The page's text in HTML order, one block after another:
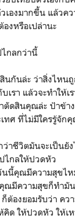
เองมากขึ้น แล้วคว
งหรือเปล่านะ
กลกว่านี้
นกันล่ะ ว่าสิ่งไหน
เรา แล้วจะทำให้เ
ตัดสินคุณล่ะ ป้าข้า
ทศ ที่ไม่มีใครรู้จัก
ว่าชีวิตมันจะเป็นยัง
ไกลให้ปวดหัว
นนี้คุณมีความสุขไ
ณมีความสุขก็ทำมั
ต้องยอมรับว่า คว
คิด ให้ปวดหัว ให้